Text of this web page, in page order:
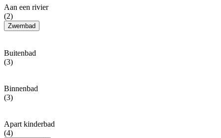
Aan een rivier
(2)
Zwembad
Buitenbad
(3)
Binnenbad
(3)
Apart kinderbad
(4)